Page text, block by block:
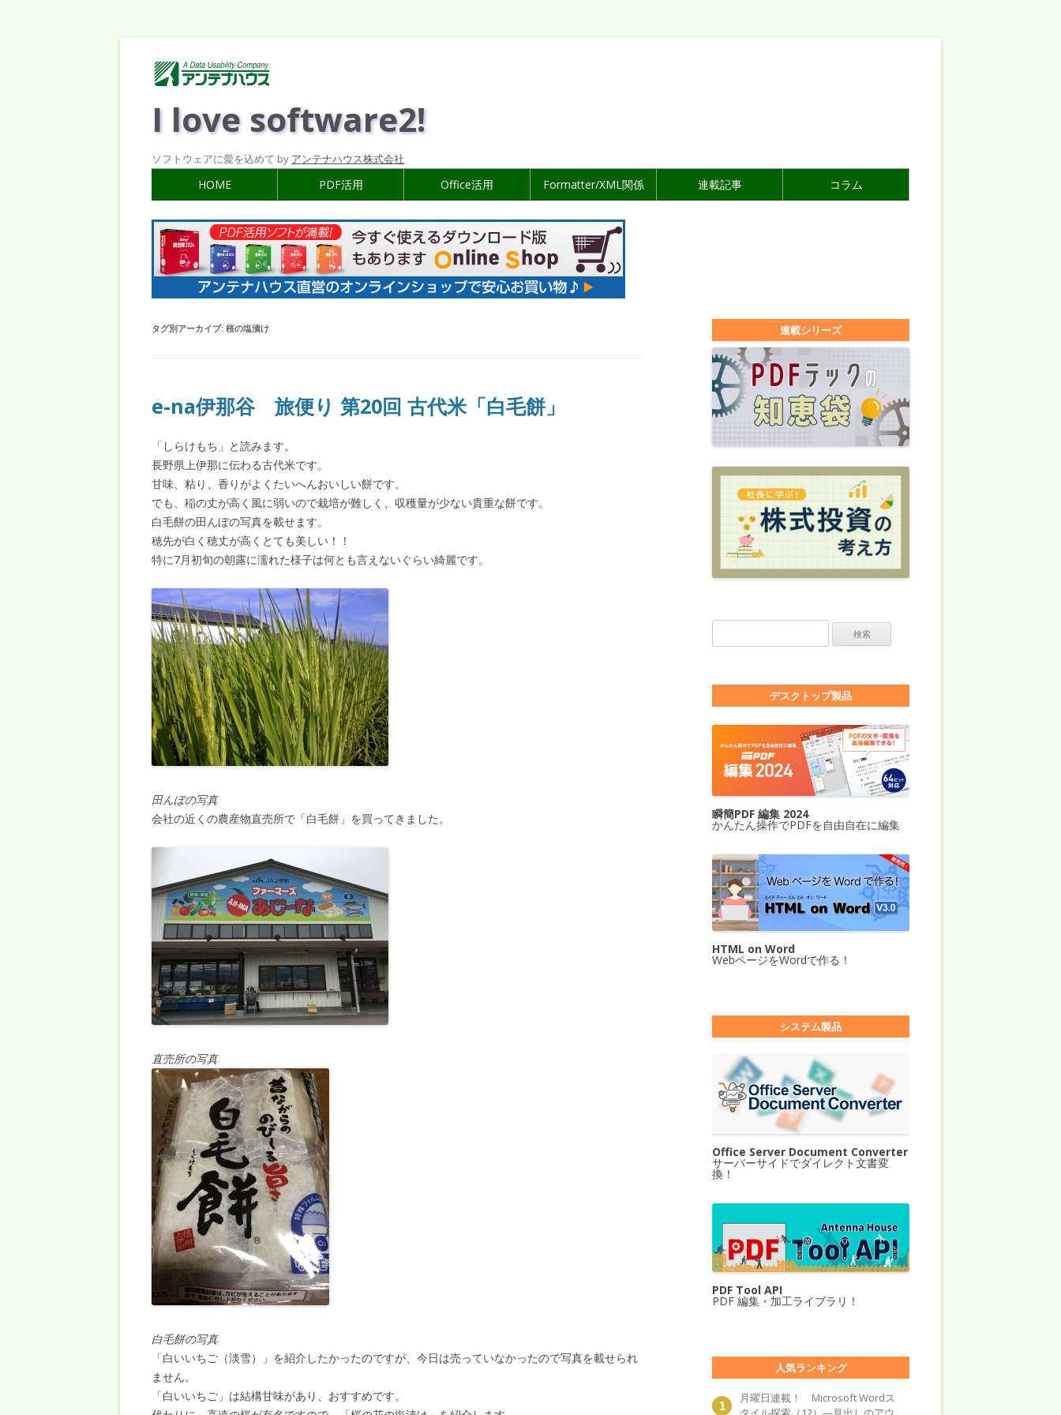
I love software2!
ソフトウェアに愛を込めて by アンテナハウス株式会社
HOME PDF活用 Office活用 Formatter/XML関係 連載記事 コラム
タグ別アーカイブ: 桜の塩漬け
e-na伊那谷 旅便り 第20回 古代米「白毛餅」
「しらけもち」と読みます。
長野県上伊那に伝わる古代米です。
甘味、粘り、香りがよくたいへんおいしい餅です。
でも、稲の丈が高く風に弱いので栽培が難しく、収穫量が少ない貴重な餅です。
白毛餅の田んぼの写真を載せます。
穂先が白く穂丈が高くとても美しい！！
特に7月初旬の朝露に濡れた様子は何とも言えないぐらい綺麗です。
田んぼの写真
会社の近くの農産物直売所で「白毛餅」を買ってきました。
直売所の写真
白毛餅の写真
「白いいちご（淡雪）」を紹介したかったのですが、今日は売っていなかったので写真を載せられ
ません。
「白いいちご」は結構甘味があり、おすすめです。
連載シリーズ
デスクトップ製品
瞬簡PDF 編集 2024
かんたん操作でPDFを自由自在に編集
HTML on Word
WebページをWordで作る！
システム製品
Office Server Document Converter
サーバーサイドでダイレクト文書変
換！
PDF Tool API
PDF 編集・加工ライブラリ！
人気ランキング
月曜日連載！ Microsoft Wordス